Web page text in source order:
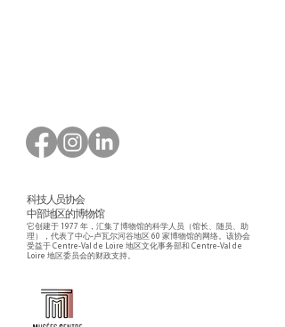
科技人员协会
中部地区的博物馆
它创建于 1977 年，汇集了博物馆的科学人员（馆长、随员、助
理），代表了中心-卢瓦尔河谷地区 60 家博物馆的网络。该协会
受益于 Centre-Val de Loire 地区文化事务部和 Centre-Val de
Loire 地区委员会的财政支持。